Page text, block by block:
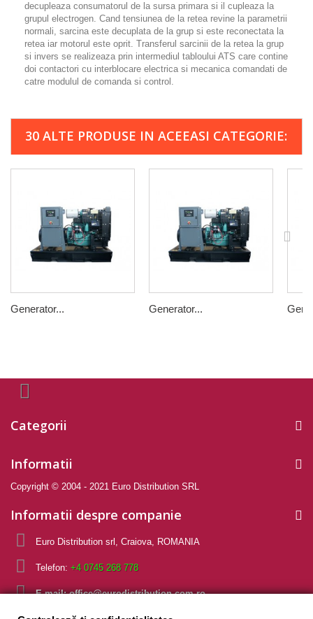
decupleaza consumatorul de la sursa primara si il cupleaza la
grupul electrogen. Cand tensiunea de la retea revine la parametrii
normali, sarcina este decuplata de la grup si este reconectata la
retea iar motorul este oprit. Transferul sarcinii de la retea la grup
si invers se realizeaza prin intermediul tabloului ATS care contine
doi contactori cu interblocare electrica si mecanica comandati de
catre modulul de comanda si control.
30 ALTE PRODUSE IN ACEEASI CATEGORIE:
Generator... Generator...
Categorii
Informatii
Copyright © 2004 - 2021 Euro Distribution SRL
Informatii despre companie
Euro Distribution srl, Craiova, ROMANIA
Telefon: +4 0745 268 778
E-mail:office@eurodistribution.com.ro